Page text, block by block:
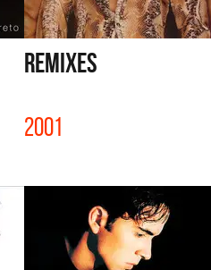
REMIXES
2001